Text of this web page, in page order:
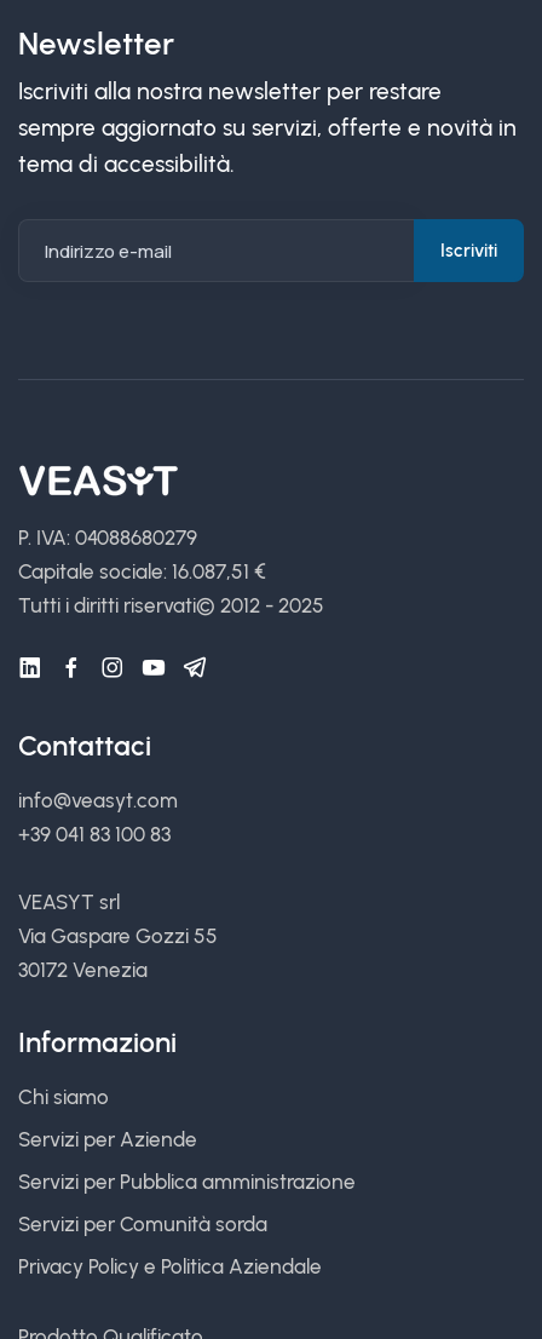
Newsletter
Iscriviti alla nostra newsletter per restare
sempre aggiornato su servizi, offerte e novità in
tema di accessibilità.
Indirizzo e-mail Iscriviti
P. IVA: 04088680279
Capitale sociale: 16.087,51 €
Tutti i diritti riservati© 2012 - 2025
Contattaci
info@veasyt.com
+39 041 83 100 83
VEASYT srl
Via Gaspare Gozzi 55
30172 Venezia
Informazioni
Chi siamo
Servizi per Aziende
Servizi per Pubblica amministrazione
Servizi per Comunità sorda
Privacy Policy e Politica Aziendale